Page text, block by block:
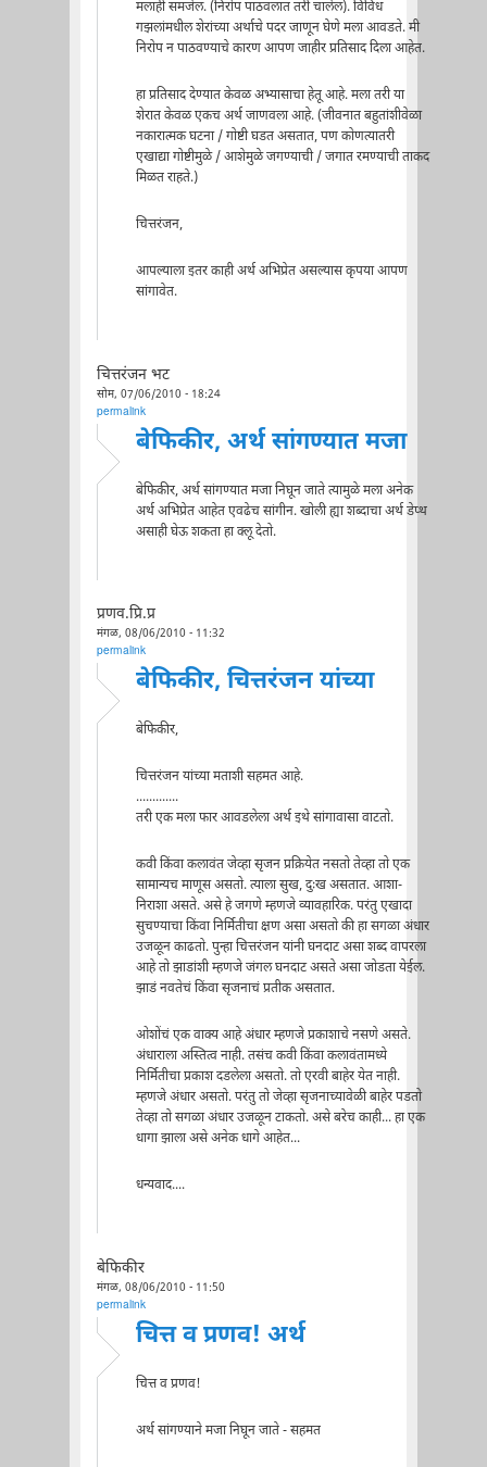
मलाही समजेल. (निरोप पाठवलात तरी चालेल). विविध
गझलांमधील शेरांच्या अर्थाचे पदर जाणून घेणे मला आवडते. मी
निरोप न पाठवण्याचे कारण आपण जाहीर प्रतिसाद दिला आहेत.
हा प्रतिसाद देण्यात केवळ अभ्यासाचा हेतू आहे. मला तरी या
शेरात केवळ एकच अर्थ जाणवला आहे. (जीवनात बहुतांशीवेळा
नकारात्मक घटना / गोष्टी घडत असतात, पण कोणत्यातरी
एखाद्या गोष्टीमुळे / आशेमुळे जगण्याची / जगात रमण्याची ताकद
मिळत राहते.)
चित्तरंजन,
आपल्याला इतर काही अर्थ अभिप्रेत असल्यास कृपया आपण
सांगावेत.
चित्तरंजन भट
सोम, 07/06/2010 - 18:24
permalink
बेफिकीर, अर्थ सांगण्यात मजा
बेफिकीर, अर्थ सांगण्यात मजा निघून जाते त्यामुळे मला अनेक
अर्थ अभिप्रेत आहेत एवढेच सांगीन. खोली ह्या शब्दाचा अर्थ डेप्थ
असाही घेऊ शकता हा क्लू देतो.
प्रणव.प्रि.प्र
मंगळ, 08/06/2010 - 11:32
permalink
बेफिकीर, चित्तरंजन यांच्या
बेफिकीर,
चित्तरंजन यांच्या मताशी सहमत आहे.
.............
तरी एक मला फार आवडलेला अर्थ इथे सांगावासा वाटतो.
कवी किंवा कलावंत जेव्हा सृजन प्रक्रियेत नसतो तेव्हा तो एक
सामान्यच माणूस असतो. त्याला सुख, दुःख असतात. आशा-
निराशा असते. असे हे जगणे म्हणजे व्यावहारिक. परंतु एखादा
सुचण्याचा किंवा निर्मितीचा क्षण असा असतो की हा सगळा अंधार
उजळून काढतो. पुन्हा चित्तरंजन यांनी घनदाट असा शब्द वापरला
आहे तो झाडांशी म्हणजे जंगल घनदाट असते असा जोडता येईल.
झाडं नवतेचं किंवा सृजनाचं प्रतीक असतात.
ओशोंचं एक वाक्य आहे अंधार म्हणजे प्रकाशाचे नसणे असते.
अंधाराला अस्तित्व नाही. तसंच कवी किंवा कलावंतामध्ये
निर्मितीचा प्रकाश दडलेला असतो. तो एरवी बाहेर येत नाही.
म्हणजे अंधार असतो. परंतु तो जेव्हा सृजनाच्यावेळी बाहेर पडतो
तेव्हा तो सगळा अंधार उजळून टाकतो. असे बरेच काही... हा एक
धागा झाला असे अनेक धागे आहेत...
धन्यवाद....
बेफिकीर
मंगळ, 08/06/2010 - 11:50
permalink
चित्त व प्रणव! अर्थ
चित्त व प्रणव!
अर्थ सांगण्याने मजा निघून जाते - सहमत